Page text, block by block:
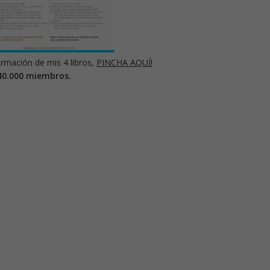
de mis 4 libros, PINCHA AQUÍ!
miembros.